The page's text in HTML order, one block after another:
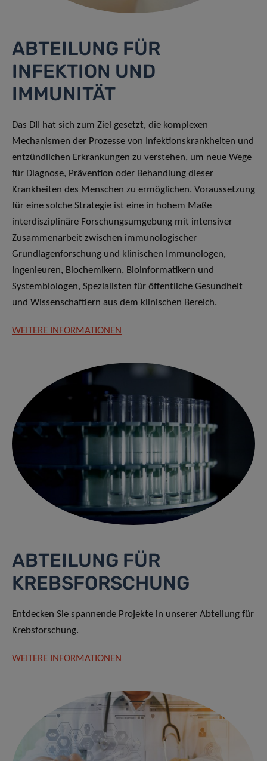
ABTEILUNG FÜR
INFEKTION UND
IMMUNITÄT
Das DII hat sich zum Ziel gesetzt, die komplexen
Mechanismen der Prozesse von Infektionskrankheiten und
entzündlichen Erkrankungen zu verstehen, um neue Wege
für Diagnose, Prävention oder Behandlung dieser
Krankheiten des Menschen zu ermöglichen. Voraussetzung
für eine solche Strategie ist eine in hohem Maße
interdisziplinäre Forschungsumgebung mit intensiver
Zusammenarbeit zwischen immunologischer
Grundlagenforschung und klinischen Immunologen,
Ingenieuren, Biochemikern, Bioinformatikern und
Systembiologen, Spezialisten für öffentliche Gesundheit
und Wissenschaftlern aus dem klinischen Bereich.
WEITERE INFORMATIONEN
ABTEILUNG FÜR
KREBSFORSCHUNG
Entdecken Sie spannende Projekte in unserer Abteilung für
Krebsforschung.
WEITERE INFORMATIONEN